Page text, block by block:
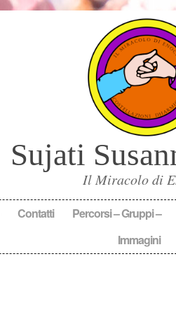
Sujati
Il Miracolo di
Contatti Percorsi – Gruppi –
Immagini